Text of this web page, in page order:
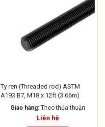
Ty ren (Threaded rod) ASTM
A193 B7, M18 x 12ft (3.66m)
Giao hàng: Theo thỏa thuận
Liên hệ